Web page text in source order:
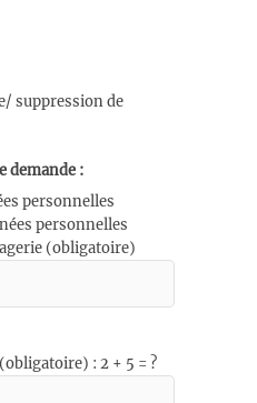
suppression de
demande :
personnelles
personnelles
(obligatoire)
: 2 + 5 = ?